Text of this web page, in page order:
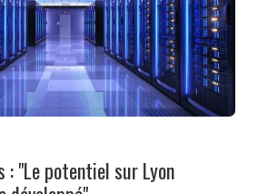
: "Le potentiel sur Lyon